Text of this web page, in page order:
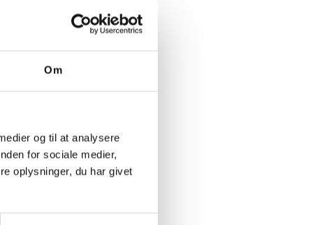
Om
og til at analysere
for sociale medier,
oplysninger, du har givet